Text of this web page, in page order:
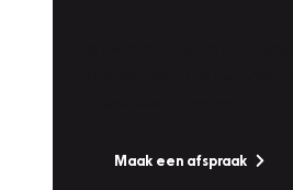
Maak een afspraak